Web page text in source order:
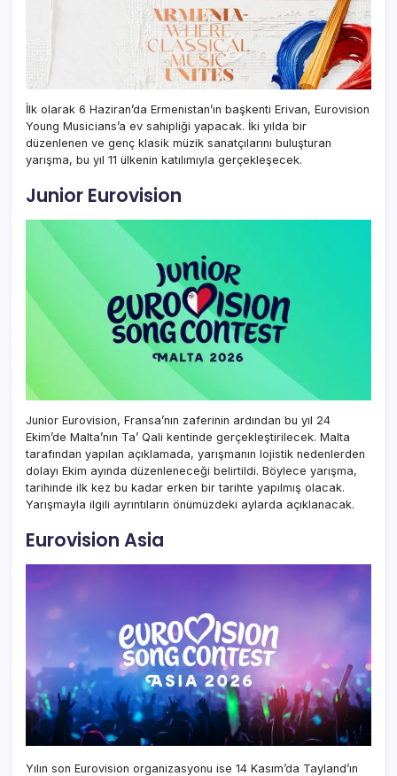
İlk olarak 6 Haziran’da Ermenistan’ın başkenti Erivan, Eurovision
Young Musicians’a ev sahipliği yapacak. İki yılda bir
düzenlenen ve genç klasik müzik sanatçılarını buluşturan
yarışma, bu yıl 11 ülkenin katılımıyla gerçekleşecek.
Junior Eurovision
Junior Eurovision, Fransa’nın zaferinin ardından bu yıl 24
Ekim’de Malta’nın Ta’ Qali kentinde gerçekleştirilecek. Malta
tarafından yapılan açıklamada, yarışmanın lojistik nedenlerden
dolayı Ekim ayında düzenleneceği belirtildi. Böylece yarışma,
tarihinde ilk kez bu kadar erken bir tarihte yapılmış olacak.
Yarışmayla ilgili ayrıntıların önümüzdeki aylarda açıklanacak.
Eurovision Asia
Yılın son Eurovision organizasyonu ise 14 Kasım’da Tayland’ın